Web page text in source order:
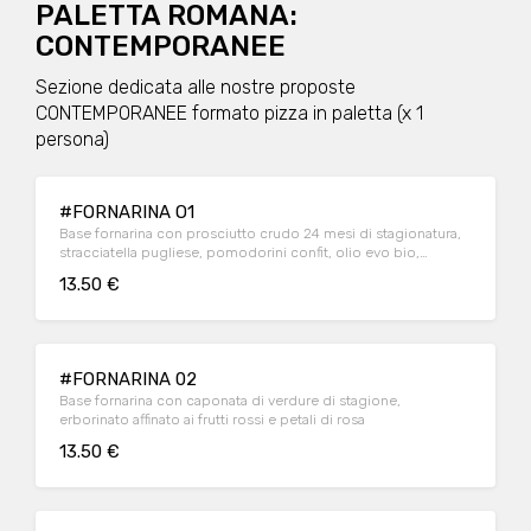
PALETTA ROMANA:
CONTEMPORANEE
Sezione dedicata alle nostre proposte
CONTEMPORANEE formato pizza in paletta (x 1
persona)
#FORNARINA O1
Base fornarina con prosciutto crudo 24 mesi di stagionatura,
stracciatella pugliese, pomodorini confit, olio evo bio,
13.50 €
#FORNARINA 02
Base fornarina con caponata di verdure di stagione,
erborinato affinato ai frutti rossi e petali di rosa
13.50 €